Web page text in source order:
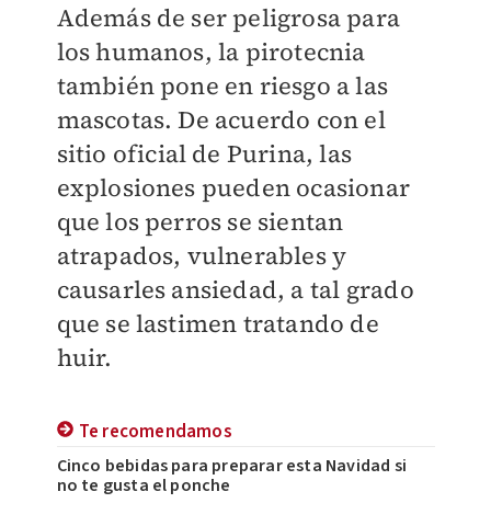
Además de ser peligrosa para
los humanos, la pirotecnia
también pone en riesgo a las
mascotas. De acuerdo con el
sitio oficial de Purina, las
explosiones pueden ocasionar
que los perros se sientan
atrapados, vulnerables y
causarles ansiedad, a tal grado
que se lastimen tratando de
huir.
Te recomendamos
Cinco bebidas para preparar esta Navidad si
no te gusta el ponche